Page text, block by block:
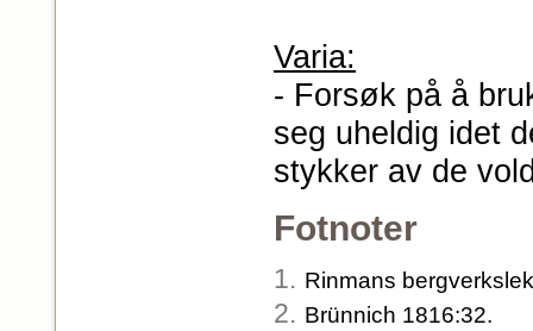
Varia:
- Forsøk på å
seg uheldig idet
stykker av de
Fotnoter
1. Rinmans
2. Brünnich 1816:32.